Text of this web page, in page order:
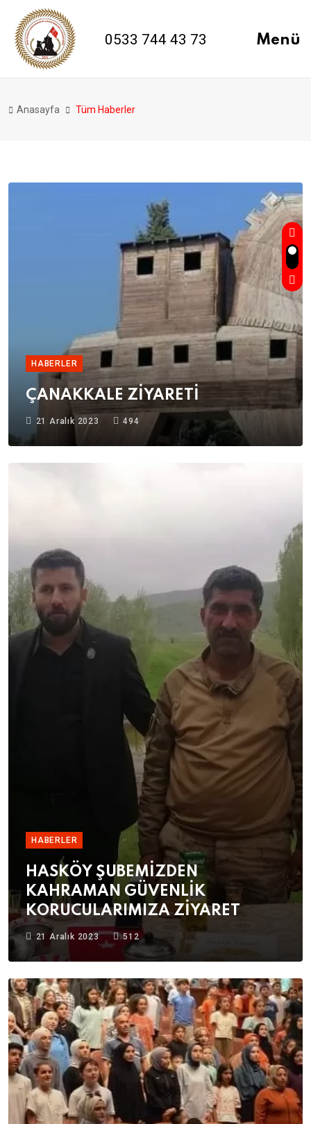
0533 744 43 73 Menü
Anasayfa Tüm Haberler
HABERLER
ÇANAKKALE ZİYARETİ
21 Aralık 2023 494
HABERLER
HASKÖY ŞUBEMİZDEN
KAHRAMAN GÜVENLİK
KORUCULARIMIZA ZİYARET
21 Aralık 2023 512